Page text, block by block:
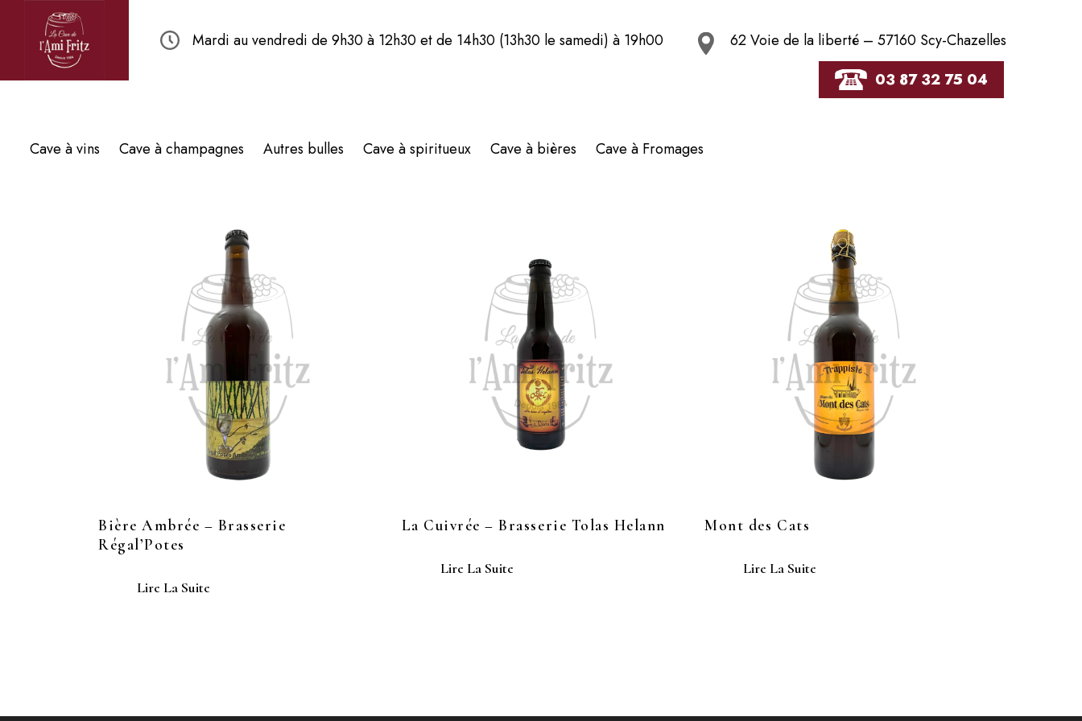
Mardi au vendredi de 9h30 à 12h30 et de 14h30 (13h30 le samedi) à 19h00 62 Voie de la liberté – 57160 Scy-Chazelles
Cave à vins Cave à champagnes Autres bulles Cave à spiritueux Cave à bières Cave à Fromages
03 87 32 75 04
Bière Ambrée – Brasserie
Régal’Potes
Lire La Suite
La Cuivrée – Brasserie Tolas Helann
Lire La Suite
Mont des Cats
Lire La Suite